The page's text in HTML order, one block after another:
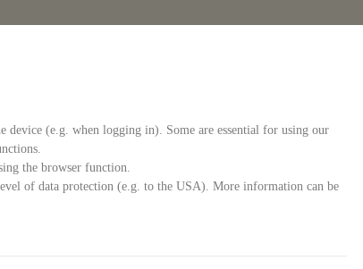
in
device (e.g. when logging in). Some are essential for using our
the browser function.
of data protection (e.g. to the USA). More information can be